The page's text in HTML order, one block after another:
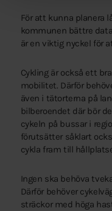
För att kunna planera
kommunen bättre
är en viktig nyckel för
Cykling är också ett
mobilitet. Därför
även i tätorterna på
bilberoendet där bör
cykeln på bussar i
förutsätter såklart
cykla fram till
Ingen ska behöva
Därför behöver
sträckor med höga